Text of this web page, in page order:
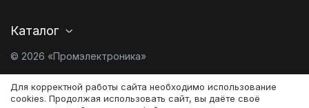
Каталог
© 2026 «Промэлектроника»
Карта сайта
Для корректной работы сайта необходимо использование
cookies. Продолжая использовать сайт, вы даёте своё